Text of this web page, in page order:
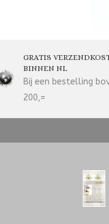
GRATIS
BINNEN NL
Bij een bestelling
200,=